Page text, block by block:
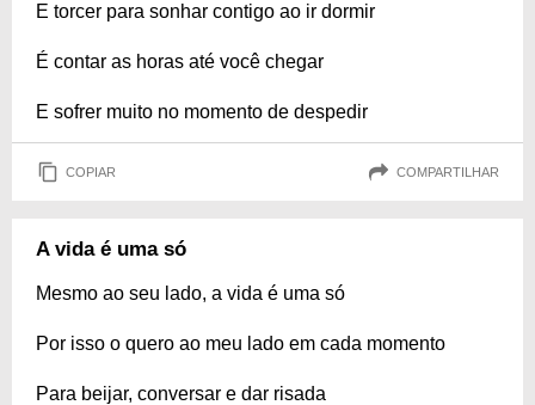
E torcer para sonhar contigo ao ir dormir
É contar as horas até você chegar
E sofrer muito no momento de despedir
COPIAR COMPARTILHAR
A vida é uma só
Mesmo ao seu lado, a vida é uma só
Por isso o quero ao meu lado em cada momento
Para beijar, conversar e dar risada